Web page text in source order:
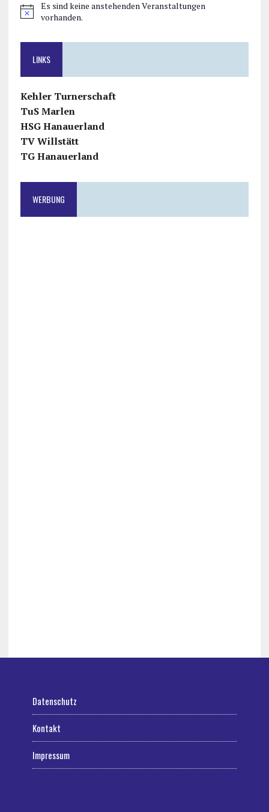
H
Es sind keine anstehenden Veranstaltungen
vorhanden.
LINKS
Kehler Turnerschaft
TuS Marlen
HSG Hanauerland
TV Willstätt
TG Hanauerland
WERBUNG
Datenschutz
Kontakt
Impressum